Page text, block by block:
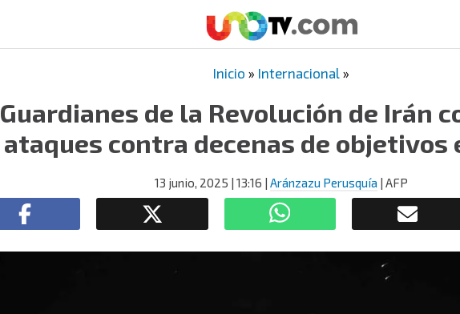
Inicio » Internacional »
Guardianes de la Revolución de Irán
ataques contra decenas de objetivos
13 junio, 2025 | 13:16 | Aránzazu Perusquía | AFP